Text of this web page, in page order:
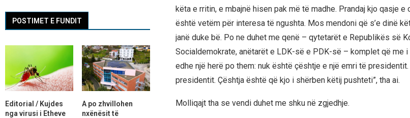
këta e rritin, e mbajnë hisen pak më të madhe. Prandaj kjo qasje
është vetëm për interesa të ngushta. Mos mendoni që s’e dinë
janë duke bë. Po ne duhet me qenë – qytetarët e Republikës së
Socialdemokrate, anëtarët e LDK-së e PDK-së – komplet që me
edhe një herë po them: nuk është çështje e një emri të
presidentit. Çështja është që kjo i shërben këtij pushteti”, tha ai.
Molliqajt tha se vendi duhet me shku në zgjedhje.
POSTIMET E FUNDIT
Editorial / Kujdes
nga virusi i Etheve
A po zhvillohen
nxënësit të